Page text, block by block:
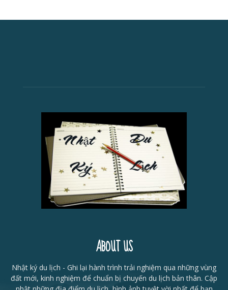
ABOUT US
Nhật ký du lịch - Ghi lại hành trình trải nghiệm qua những vùng
đất mới, kinh nghiệm để chuẩn bị chuyến du lịch bản thân. Cập